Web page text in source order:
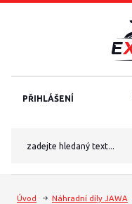
PŘIHLÁŠENÍ
Úvod Náhradní díly JAWA